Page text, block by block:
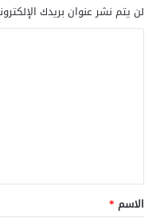
لن يتم نشر عنوان بريدك
ق
*
الاسم *